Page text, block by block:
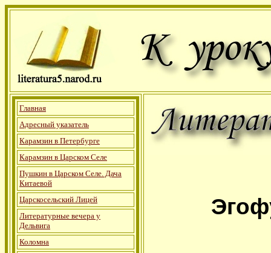
Главная
Адресный указатель
Карамзин в Петербурге
Карамзин в Царском Селе
Пушкин в Царском Селе. Дача
Китаевой
Царскосельский Лицей
Литературные вечера у
Дельвига
Коломна